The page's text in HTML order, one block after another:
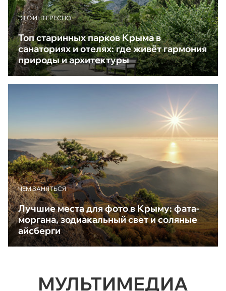
ЭТО ИНТЕРЕСНО
Топ старинных парков Крыма в
санаториях и отелях: где живёт гармония
природы и архитектуры
ЧЕМ ЗАНЯТЬСЯ
Лучшие места для фото в Крыму: фата-
моргана, зодиакальный свет и соляные
айсберги
МУЛЬТИМЕДИА